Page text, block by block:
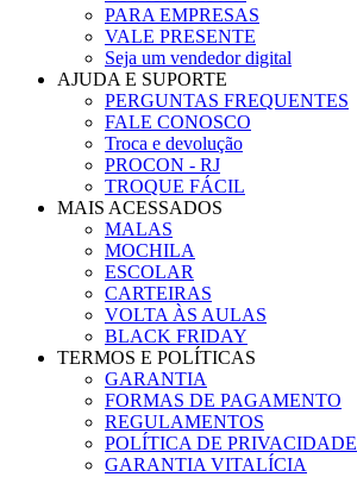
PARA EMPRESAS
VALE PRESENTE
Seja um vendedor digital
AJUDA E SUPORTE
PERGUNTAS FREQUENTES
FALE CONOSCO
Troca e devolução
PROCON - RJ
TROQUE FÁCIL
MAIS ACESSADOS
MALAS
MOCHILA
ESCOLAR
CARTEIRAS
VOLTA ÀS AULAS
BLACK FRIDAY
TERMOS E POLÍTICAS
GARANTIA
FORMAS DE PAGAMENTO
REGULAMENTOS
POLÍTICA DE PRIVACIDADE
GARANTIA VITALÍCIA